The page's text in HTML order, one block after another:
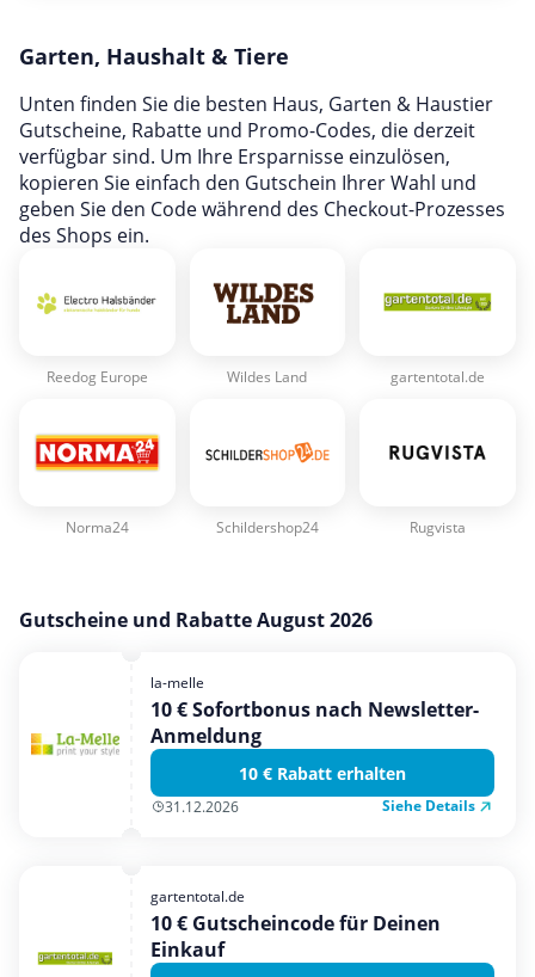
Mode & Accessoires
Shopping
Sonstiges
Sport & Freizeit
Urlaub & Reise
Garten, Haushalt & Tiere
Unten finden Sie die besten Haus, Garten & Haustier
Gutscheine, Rabatte und Promo-Codes, die derzeit
verfügbar sind. Um Ihre Ersparnisse einzulösen,
kopieren Sie einfach den Gutschein Ihrer Wahl und
geben Sie den Code während des Checkout-Prozesses
des Shops ein.
Reedog Europe Wildes Land gartentotal.de
Norma24 Schildershop24 Rugvista
Gutscheine und Rabatte August 2026
la-melle
10 € Sofortbonus nach Newsletter-
Anmeldung
10 € Rabatt erhalten
31.12.2026 Siehe Details
gartentotal.de
10 € Gutscheincode für Deinen
Einkauf